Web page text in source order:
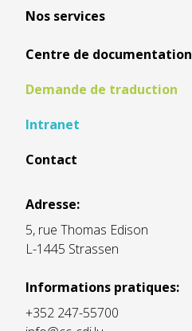
Nos services
Centre de documentation
Demande de traduction
Intranet
Contact
Adresse:
5, rue Thomas Edison
L-1445 Strassen
Informations pratiques:
+352 247-55700